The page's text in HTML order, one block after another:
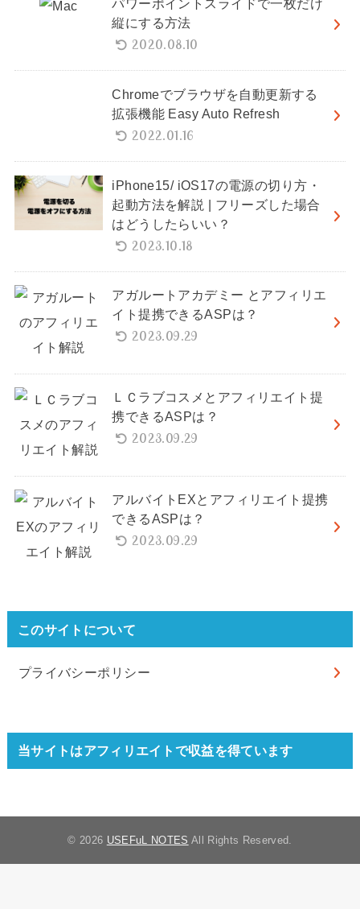
パワーポイントスライドで一枚だけ
縦にする方法
2020.08.10
Chromeでブラウザを自動更新する
拡張機能 Easy Auto Refresh
2022.01.16
iPhone15/ iOS17の電源の切り方・
起動方法を解説 | フリーズした場合
はどうしたらいい？
2023.10.18
アガルートアカデミー とアフィリエ
イト提携できるASPは？
2023.09.29
ＬＣラブコスメとアフィリエイト提
携できるASPは？
2023.09.29
アルバイトEXとアフィリエイト提携
できるASPは？
2023.09.29
このサイトについて
プライバシーポリシー
当サイトはアフィリエイトで収益を得ています
© 2026 USEFuL NOTES All Rights Reserved.